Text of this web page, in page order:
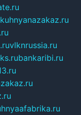
vlknrussia.ru
bankaribi.ru